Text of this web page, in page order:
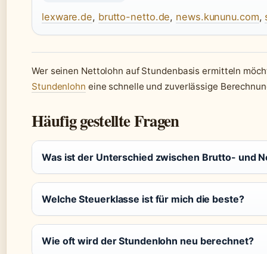
lexware.de, brutto-netto.de, news.kununu.com,
Wer seinen Nettolohn auf Stundenbasis ermitteln
Stundenlohn eine schnelle und zuverlässige
Häufig gestellte Fragen
Was ist der Unterschied zwischen Brutto- und
Welche Steuerklasse ist für mich die beste?
Wie oft wird der Stundenlohn neu berechnet?